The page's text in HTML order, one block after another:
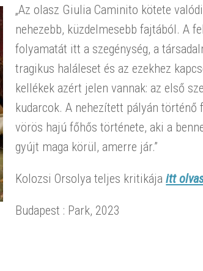
„Az olasz Giulia Caminito kötete
nehezebb, küzdelmesebb fajtából. A
folyamatát itt a szegénység, a
tragikus haláleset és az ezekhez
kellékek azért jelen vannak: az első
kudarcok. A nehezített pályán
vörös hajú főhős története, aki a
gyújt maga körül, amerre jár.”
Kolozsi Orsolya teljes kritikájaitt
Budapest : Park, 2023